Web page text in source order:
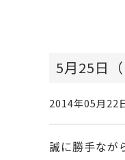
5月25日
2014年05月22
誠に勝手なが